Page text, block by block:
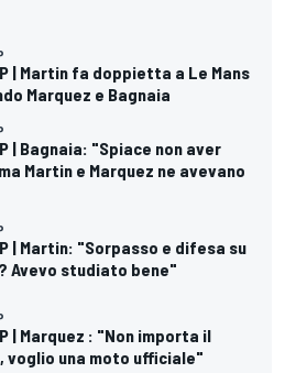
| Martin fa doppietta a Le Mans
Marquez e Bagnaia
| Bagnaia: "Spiace non aver
Martin e Marquez ne avevano
| Martin: "Sorpasso e difesa su
Avevo studiato bene"
| Marquez : "Non importa il
voglio una moto ufficiale"